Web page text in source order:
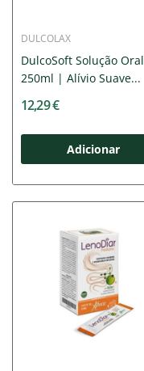
DULCOLAX
DulcoSoft Solução Oral
250ml | Alívio Suave...
12,29 €
Adicionar